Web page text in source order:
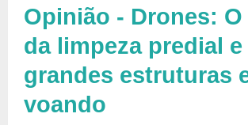
Opinião - Drones:
da limpeza predial e
grandes estruturas
voando